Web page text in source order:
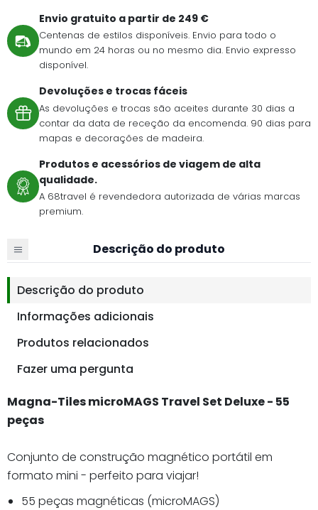
Envio gratuito a partir de 249 €
Centenas de estilos disponíveis. Envio para todo o
mundo em 24 horas ou no mesmo dia. Envio expresso
disponível.
Devoluções e trocas fáceis
As devoluções e trocas são aceites durante 30 dias a
contar da data de receção da encomenda. 90 dias para
mapas e decorações de madeira.
Produtos e acessórios de viagem de alta
qualidade.
A 68travel é revendedora autorizada de várias marcas
premium.
Descrição do produto
Descrição do produto
Informações adicionais
Produtos relacionados
Fazer uma pergunta
Magna-Tiles microMAGS Travel Set Deluxe - 55
peças
Conjunto de construção magnético portátil em
formato mini - perfeito para viajar!
55 peças magnéticas (microMAGS)